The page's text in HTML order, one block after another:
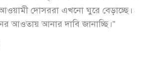
দোসররা এখনো ঘুরে বেড়াচ্ছে।
আওতায় আনার দাবি জানাচ্ছি।”